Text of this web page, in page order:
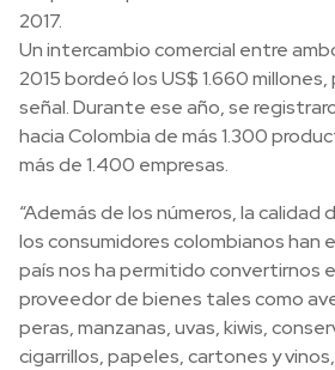
2017.
Un intercambio comercial entre
2015 bordeó los US$ 1.660
señal. Durante ese año, se
hacia Colombia de más 1.300
más de 1.400 empresas.
“Además de los números, la
los consumidores colombianos han
país nos ha permitido convertirnos
proveedor de bienes tales como
peras, manzanas, uvas, kiwis,
cigarrillos, papeles, cartones y